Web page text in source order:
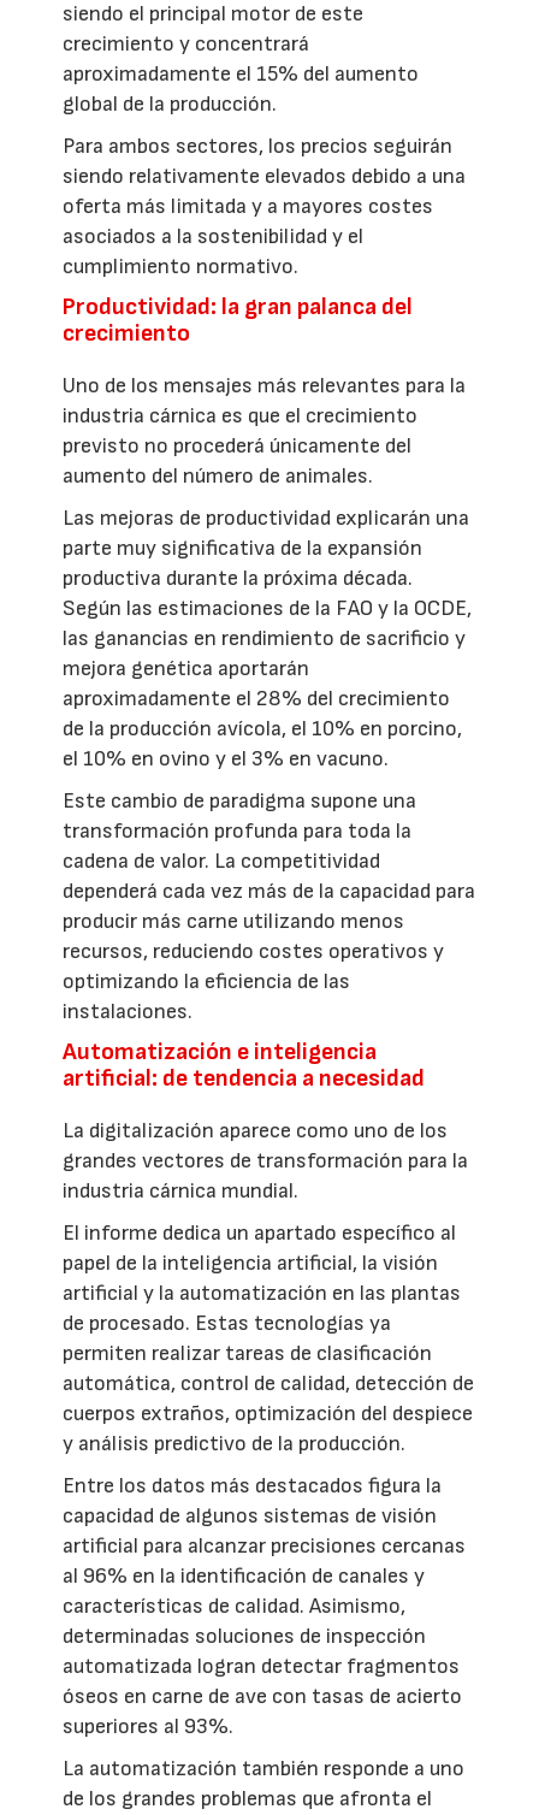
siendo el principal motor de este
crecimiento y concentrará
aproximadamente el 15% del aumento
global de la producción.
Para ambos sectores, los precios seguirán
siendo relativamente elevados debido a una
oferta más limitada y a mayores costes
asociados a la sostenibilidad y el
cumplimiento normativo.
Productividad: la gran palanca del
crecimiento
Uno de los mensajes más relevantes para la
industria cárnica es que el crecimiento
previsto no procederá únicamente del
aumento del número de animales.
Las mejoras de productividad explicarán una
parte muy significativa de la expansión
productiva durante la próxima década.
Según las estimaciones de la FAO y la OCDE,
las ganancias en rendimiento de sacrificio y
mejora genética aportarán
aproximadamente el 28% del crecimiento
de la producción avícola, el 10% en porcino,
el 10% en ovino y el 3% en vacuno.
Este cambio de paradigma supone una
transformación profunda para toda la
cadena de valor. La competitividad
dependerá cada vez más de la capacidad para
producir más carne utilizando menos
recursos, reduciendo costes operativos y
optimizando la eficiencia de las
instalaciones.
Automatización e inteligencia
artificial: de tendencia a necesidad
La digitalización aparece como uno de los
grandes vectores de transformación para la
industria cárnica mundial.
El informe dedica un apartado específico al
papel de la inteligencia artificial, la visión
artificial y la automatización en las plantas
de procesado. Estas tecnologías ya
permiten realizar tareas de clasificación
automática, control de calidad, detección de
cuerpos extraños, optimización del despiece
y análisis predictivo de la producción.
Entre los datos más destacados figura la
capacidad de algunos sistemas de visión
artificial para alcanzar precisiones cercanas
al 96% en la identificación de canales y
características de calidad. Asimismo,
determinadas soluciones de inspección
automatizada logran detectar fragmentos
óseos en carne de ave con tasas de acierto
superiores al 93%.
La automatización también responde a uno
de los grandes problemas que afronta el